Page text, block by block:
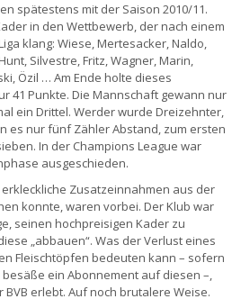
spätestens mit der Saison 2010/11.
in den Wettbewerb, der nach einem
klang: Wiese, Mertesacker, Naldo,
Silvestre, Fritz, Wagner, Marin,
Özil … Am Ende holte dieses
41 Punkte. Die Mannschaft gewann nur
ein Drittel. Werder wurde Dreizehnter,
es nur fünf Zähler Abstand, zum ersten
In der Champions League war
ausgeschieden.
Zusatzeinnahmen aus der
konnte, waren vorbei. Der Klub war
seinen hochpreisigen Kader zu
„abbauen“. Was der Verlust eines
Fleischtöpfen bedeuten kann – sofern
ein Abonnement auf diesen –,
erlebt. Auf noch brutalere Weise.